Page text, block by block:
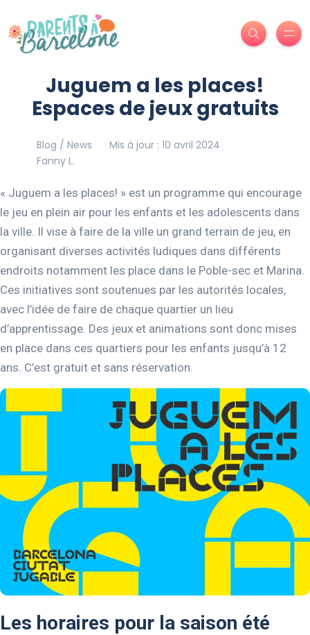
Juguem a les places!
Espaces de jeux gratuits
Blog / News
Mis à jour : 10 avril 2024
Fanny L.
« Juguem a les places! » est un programme qui encourage
le jeu en plein air pour les enfants et les adolescents dans
la ville. Il vise à faire de la ville un grand terrain de jeu, en
organisant diverses activités ludiques dans différents
endroits notamment les place dans le Poble-sec et Marina.
Ces initiatives sont soutenues par les autorités locales,
avec l’idée de faire de chaque quartier un lieu
d’apprentissage. Des jeux et animations sont donc mises
en place dans ces quartiers pour les enfants jusqu’à 12
ans. C’est gratuit et sans réservation.
Les horaires pour la saison été